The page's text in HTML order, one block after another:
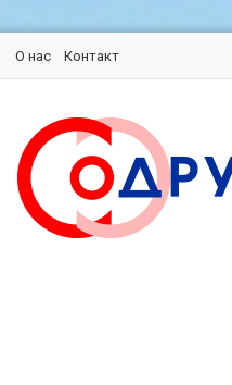
О нас Контакт